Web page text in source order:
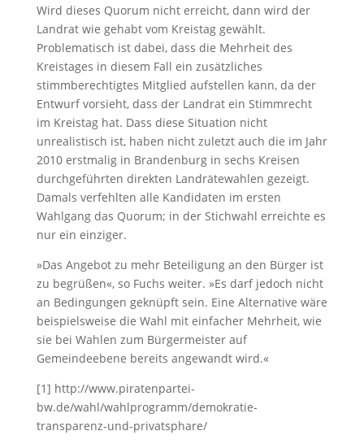
Wird dieses Quorum nicht erreicht, dann wird der
Landrat wie gehabt vom Kreistag gewählt.
Problematisch ist dabei, dass die Mehrheit des
Kreistages in diesem Fall ein zusätzliches
stimmberechtigtes Mitglied aufstellen kann, da der
Entwurf vorsieht, dass der Landrat ein Stimmrecht
im Kreistag hat. Dass diese Situation nicht
unrealistisch ist, haben nicht zuletzt auch die im Jahr
2010 erstmalig in Brandenburg in sechs Kreisen
durchgeführten direkten Landrätewahlen gezeigt.
Damals verfehlten alle Kandidaten im ersten
Wahlgang das Quorum; in der Stichwahl erreichte es
nur ein einziger.
»Das Angebot zu mehr Beteiligung an den Bürger ist
zu begrüßen«, so Fuchs weiter. »Es darf jedoch nicht
an Bedingungen geknüpft sein. Eine Alternative wäre
beispielsweise die Wahl mit einfacher Mehrheit, wie
sie bei Wahlen zum Bürgermeister auf
Gemeindeebene bereits angewandt wird.«
[1] http://www.piratenpartei-
bw.de/wahl/wahlprogramm/demokratie-
transparenz-und-privatsphare/